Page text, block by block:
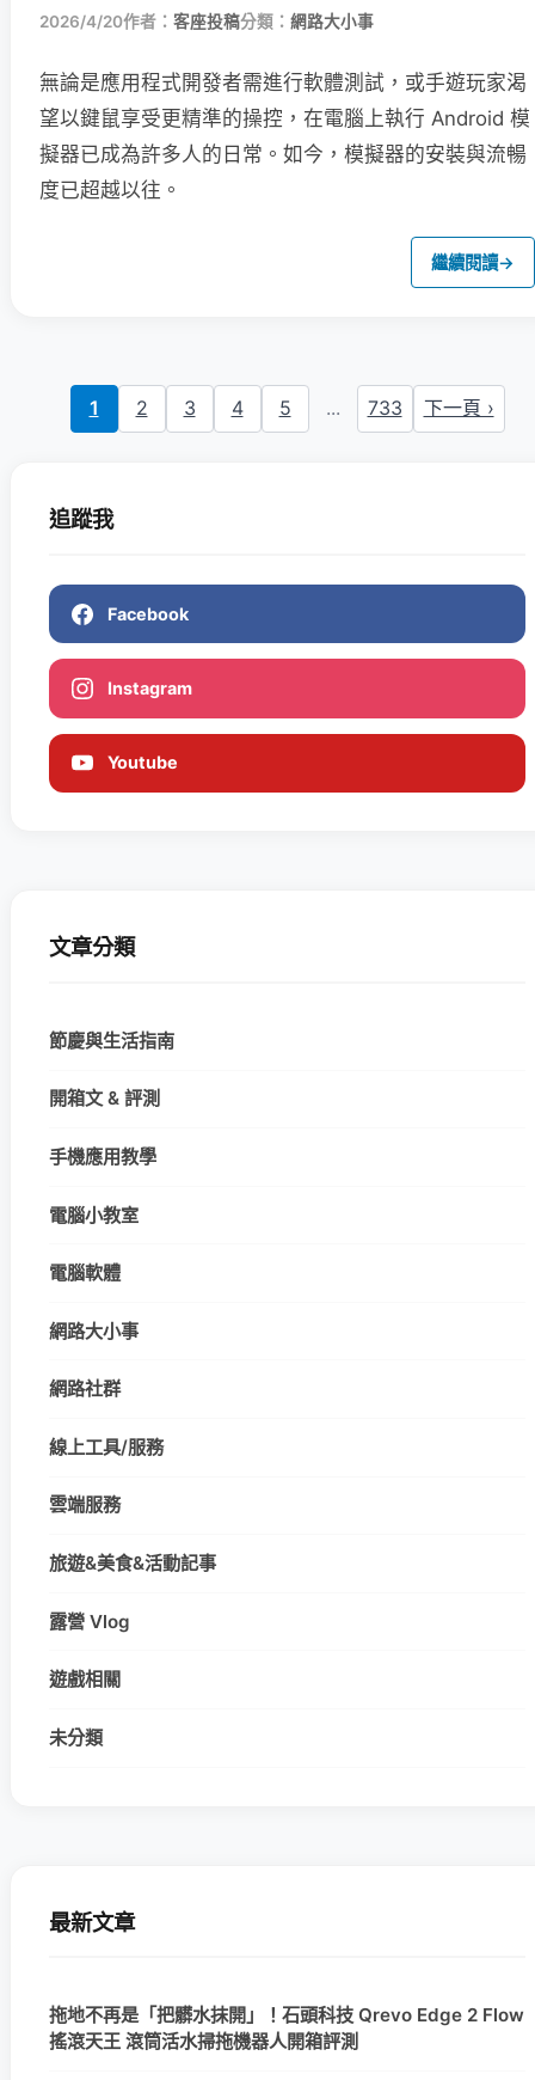
2026/4/20作者： 客座投稿分類： 網路大小事
無論是應用程式開發者需進行軟體測試，或手遊玩家渴
望以鍵鼠享受更精準的操控，在電腦上執行 Android 模
擬器已成為許多人的日常。如今，模擬器的安裝與流暢
度已超越以往。
繼續閱讀→
1 2 3 4 5 ... 733 下一頁 ›
追蹤我
Facebook
Instagram
Youtube
文章分類
節慶與生活指南
開箱文 & 評測
手機應用教學
電腦小教室
電腦軟體
網路大小事
網路社群
線上工具/服務
雲端服務
旅遊&美食&活動記事
露營 Vlog
遊戲相關
未分類
最新文章
拖地不再是「把髒水抹開」！石頭科技 Qrevo Edge 2 Flow
搖滾天王 滾筒活水掃拖機器人開箱評測